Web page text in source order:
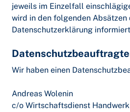
jeweils im Einzelfall
wird in den folgenden Absätzen
Datenschutzerklärung
Wir haben einen
Andreas Wolenin
c/o Wirtschaftsdienst